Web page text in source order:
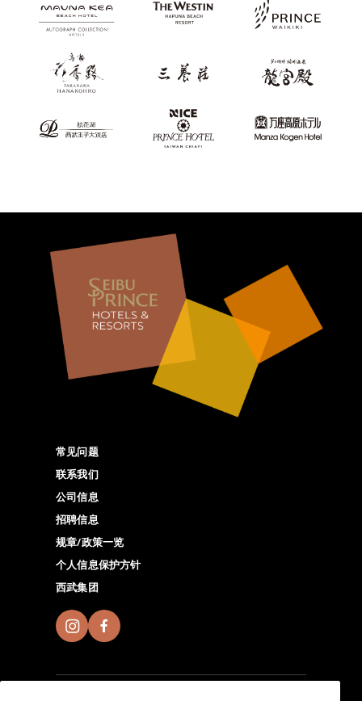
常见问题
联系我们
公司信息
招聘信息
规章/政策一览
个人信息保护方针
西武集团